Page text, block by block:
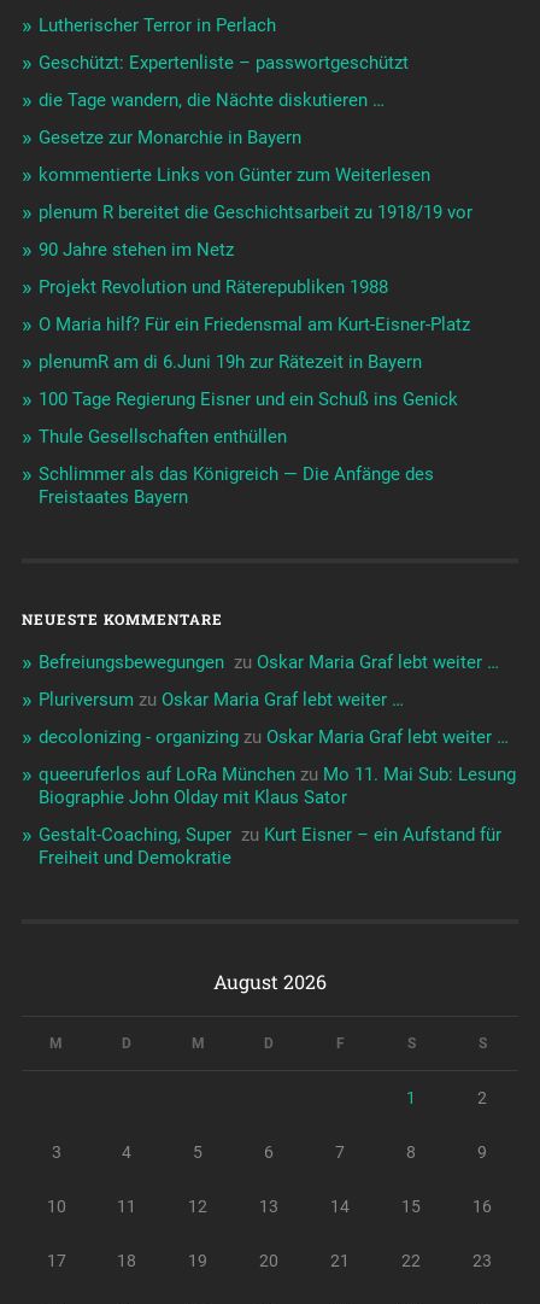
Lutherischer Terror in Perlach
Geschützt: Expertenliste – passwortgeschützt
die Tage wandern, die Nächte diskutieren …
Gesetze zur Monarchie in Bayern
kommentierte Links von Günter zum Weiterlesen
plenum R bereitet die Geschichtsarbeit zu 1918/19 vor
90 Jahre stehen im Netz
Projekt Revolution und Räterepubliken 1988
O Maria hilf? Für ein Friedensmal am Kurt-Eisner-Platz
plenumR am di 6.Juni 19h zur Rätezeit in Bayern
100 Tage Regierung Eisner und ein Schuß ins Genick
Thule Gesellschaften enthüllen
Schlimmer als das Königreich — Die Anfänge des
Freistaates Bayern
NEUESTE KOMMENTARE
Befreiungsbewegungen ️‍ zu Oskar Maria Graf lebt weiter …
Pluriversum zu Oskar Maria Graf lebt weiter …
decolonizing - organizingzu Oskar Maria Graf lebt weiter …
queeruferlos auf LoRa Münchenzu Mo 11. Mai Sub: Lesung
Biographie John Olday mit Klaus Sator
Gestalt-Coaching, Super ️‍ zu Kurt Eisner – ein Aufstand für
Freiheit und Demokratie
August 2026
M D M D F S S
1 2
3 4 5 6 7 8 9
10 11 12 13 14 15 16
17 18 19 20 21 22 23